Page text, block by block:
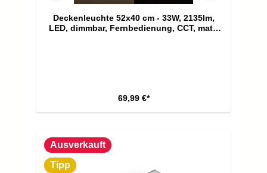
Deckenleuchte 52x40 cm - 33W, 2135lm,
LED, dimmbar, Fernbedienung, CCT, matt-
69,99 €*
Ausverkauft
Tipp